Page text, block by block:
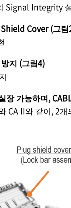
Signal Integrity
Cover (그림
지 (그림4)
장 가능하며,
CA II와 같이,